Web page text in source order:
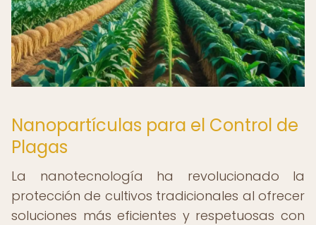
Nanopartículas para el Control de
Plagas
La nanotecnología ha revolucionado la
protección de cultivos tradicionales al ofrecer
soluciones más eficientes y respetuosas con